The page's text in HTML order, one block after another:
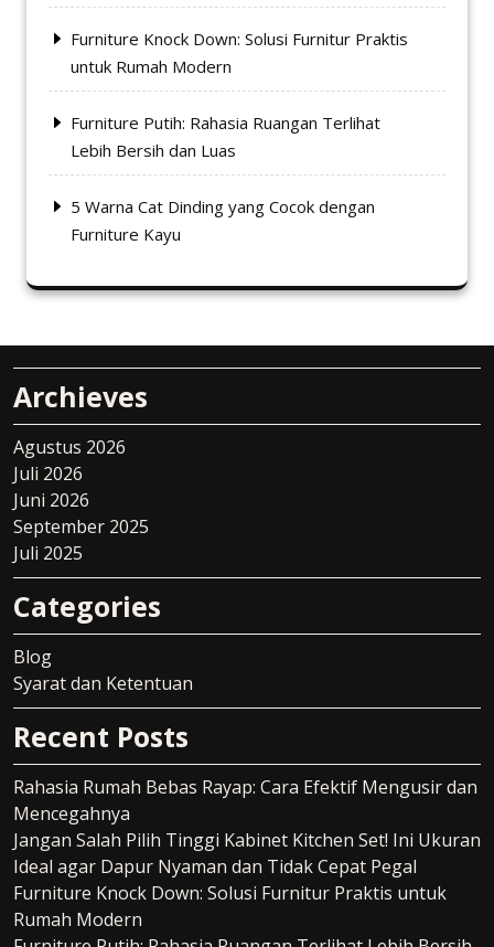
Furniture Knock Down: Solusi Furnitur Praktis
untuk Rumah Modern
Furniture Putih: Rahasia Ruangan Terlihat
Lebih Bersih dan Luas
5 Warna Cat Dinding yang Cocok dengan
Furniture Kayu
Archieves
Agustus 2026
Juli 2026
Juni 2026
September 2025
Juli 2025
Categories
Blog
Syarat dan Ketentuan
Recent Posts
Rahasia Rumah Bebas Rayap: Cara Efektif Mengusir dan
Mencegahnya
Jangan Salah Pilih Tinggi Kabinet Kitchen Set! Ini Ukuran
Ideal agar Dapur Nyaman dan Tidak Cepat Pegal
Furniture Knock Down: Solusi Furnitur Praktis untuk
Rumah Modern